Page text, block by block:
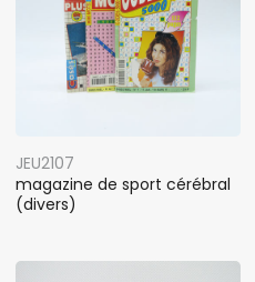
JEU2107
magazine de sport cérébral
(divers)